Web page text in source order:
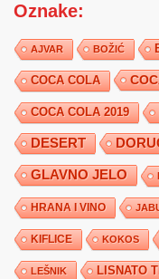
Oznake:
AJVAR BOŽIĆ
COCA COLA
COCA COLA 2019
DESERT
GLAVNO JELO
HRANA I VINO
KIFLICE KOKOS
LEŠNIK LISNATO